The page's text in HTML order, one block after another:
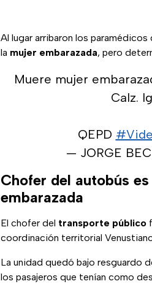
Al lugar arribaron los
la mujer embarazada, pero
Muere mujer
Calz.
QEPD
— JORGE
Chofer del autobús
embarazada
El chofer del transporte público
coordinación territorial
La unidad quedó bajo resguardo
los pasajeros que tenían como